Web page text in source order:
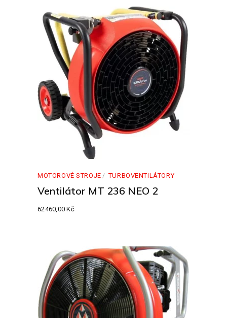
MOTOROVÉ STROJE TURBOVENTILÁTORY
Ventilátor MT 236 NEO 2
62460,00Kč